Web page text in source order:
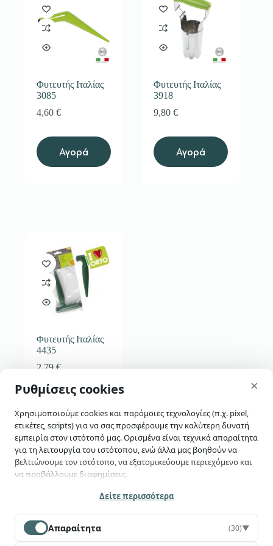
Φυτευτής Ιταλίας
3085
4,60 €
Αγορά
Φυτευτής Ιταλίας
3918
9,80€
Αγορά
Φυτευτής Ιταλίας
4435
2,79 €
Αγορά
Έχεις ερωτήσεις;
Επικοινώνησε μαζί μας
Ρυθμίσεις cookies ×
Χρησιμοποιούμε cookies και παρόμοιες τεχνολογίες (π.χ. pixel,
ετικέτες, scripts) για να σας προσφέρουμε την καλύτερη δυνατή
εμπειρία στον ιστότοπό μας. Ορισμένα είναι τεχνικά απαραίτητα
για τη λειτουργία του ιστότοπου, ενώ άλλα μας βοηθούν να
βελτιώνουμε τον ιστότοπο, να εξατομικεύουμε περιεχόμενο και
να προβάλλουμε διαφημίσεις.
Κατά τη χρήση του ιστότοπού μας ενδέχεται να συλλέγονται
συμπεριφορά χρήσης), να διαβιβάζονται σε τρίτους και να
υποβάλλονται σε επεξεργασία από αυτούς —
συμπεριλαμβανομένων χωρών εκτός ΕΕ/ΕΟΧ (π.χ. ΗΠΑ), όπου δεν
Δείτε περισσότερα
Απαραίτητα (30)▼